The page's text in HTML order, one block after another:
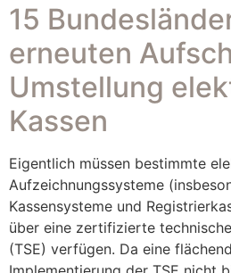
15
erneuten
Umstellung
Kassen
Eigentlich müssen bestimmte
Aufzeichnungssysteme
Kassensysteme und
über eine zertifizierte
(TSE) verfügen. Da eine